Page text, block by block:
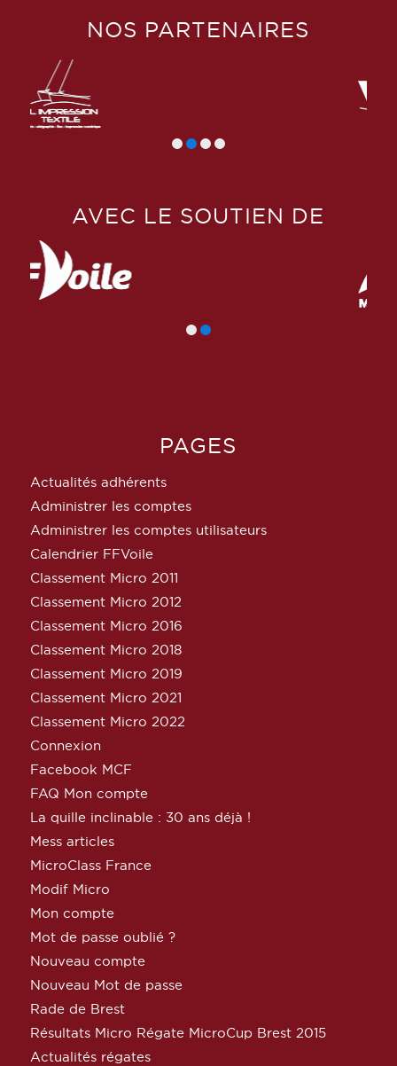
NOS PARTENAIRES
AVEC LE SOUTIEN DE
PAGES
Actualités adhérents
Administrer les comptes
Administrer les comptes utilisateurs
Calendrier FFVoile
Classement Micro 2011
Classement Micro 2012
Classement Micro 2016
Classement Micro 2018
Classement Micro 2019
Classement Micro 2021
Classement Micro 2022
Connexion
Facebook MCF
FAQ Mon compte
La quille inclinable : 30 ans déjà !
Mess articles
MicroClass France
Modif Micro
Mon compte
Mot de passe oublié ?
Nouveau compte
Nouveau Mot de passe
Rade de Brest
Résultats Micro Régate MicroCup Brest 2015
Actualités régates